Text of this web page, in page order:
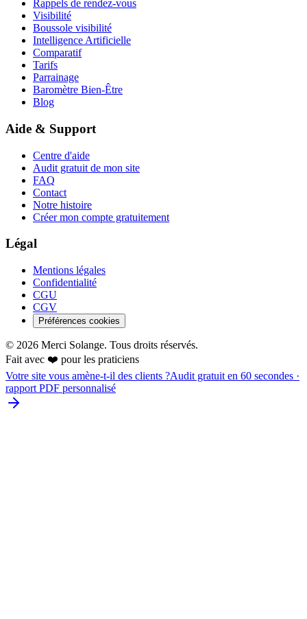
Rappels de rendez-vous
Visibilité
Boussole visibilité
Intelligence Artificielle
Comparatif
Tarifs
Parrainage
Baromètre Bien-Être
Blog
Aide & Support
Centre d'aide
Audit gratuit de mon site
FAQ
Contact
Notre histoire
Créer mon compte gratuitement
Légal
Mentions légales
Confidentialité
CGU
CGV
Préférences cookies
© 2026 Merci Solange. Tous droits réservés.
Fait avec ❤️ pour les praticiens
Votre site vous amène-t-il des clients ?Audit gratuit en 60 secondes ·
rapport PDF personnalisé